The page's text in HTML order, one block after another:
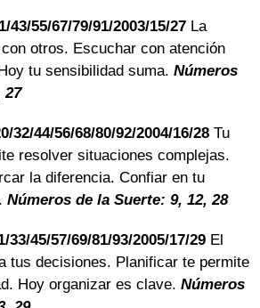
43/55/67/79/91/2003/15/27 La
otros. Escuchar con atención
tu sensibilidad suma. Números
27
32/44/56/68/80/92/2004/16/28 Tu
resolver situaciones complejas.
la diferencia. Confiar en tu
Números de la Suerte: 9, 12, 28
33/45/57/69/81/93/2005/17/29 El
tus decisiones. Planificar te permite
Hoy organizar es clave. Números